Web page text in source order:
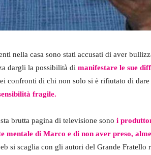
nella casa sono stati accusati di aver
dargli la possibilità di manifestare le sue
confronti di chi non solo si è rifiutato di dare
fragile.
brutta pagina di televisione sono i
mentale di Marco e di non aver preso,
si scaglia con gli autori del Grande Fratello